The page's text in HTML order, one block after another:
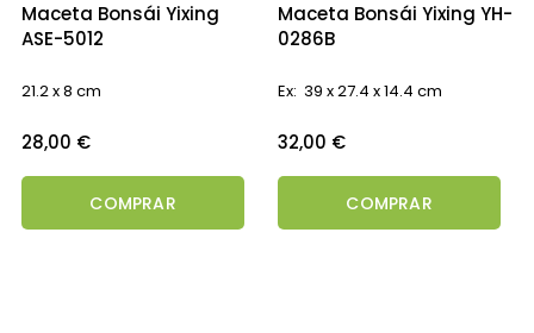
Maceta Bonsái Yixing
ASE-5012
21.2 x 8 cm
Precio
28,00 €
COMPRAR
Maceta Bonsái Yixing YH-
0286B
Ex: 39 x 27.4 x 14.4 cm
Precio
32,00 €
COMPRAR